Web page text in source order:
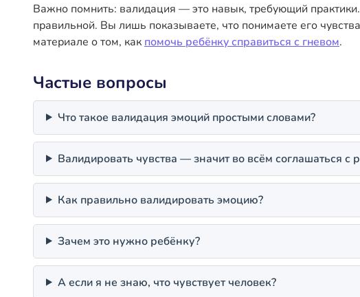
Важно помнить: валидация — это навык, требующий
правильной. Вы лишь показываете, что понимаете его
материале о том, как помочь ребёнку справиться с гневом.
Частые вопросы
Что такое валидация эмоций простыми словами?
Валидировать чувства — значит во всём соглашаться с
Как правильно валидировать эмоцию?
Зачем это нужно ребёнку?
А если я не знаю, что чувствует человек?